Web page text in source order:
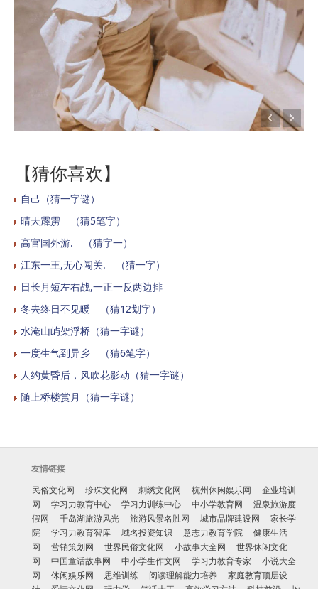
【猜你喜欢】
自己（猜一字谜）
晴天霹雳 （猜5笔字）
高官国外游. （猜字一）
江东一王,无心闯关. （猜一字）
日长月短左右战,一正一反两边排
冬去终日不见暖 （猜12划字）
水淹山屿架浮桥（猜一字谜）
一度生气到异乡 （猜6笔字）
人约黄昏后，风吹花影动（猜一字谜）
随上桥楼赏月（猜一字谜）
友情链接
民俗文化网
珍珠文化网 刺绣文化网 杭州休闲娱乐网
企业培训
网
学习力教育中心 学习力训练中心 中小学教育网
温泉旅游度
假网
千岛湖旅游风光 旅游风景名胜网 城市品牌建设网
家长学
院
学习力教育智库 域名投资知识 意志力教育学院
健康生活
网
营销策划网 世界民俗文化网 小故事大全网
世界休闲文化
网
中国童话故事网 中小学生作文网 学习力教育专家
小说大全
网
休闲娱乐网 思维训练 阅读理解能力培养
家庭教育顶层设